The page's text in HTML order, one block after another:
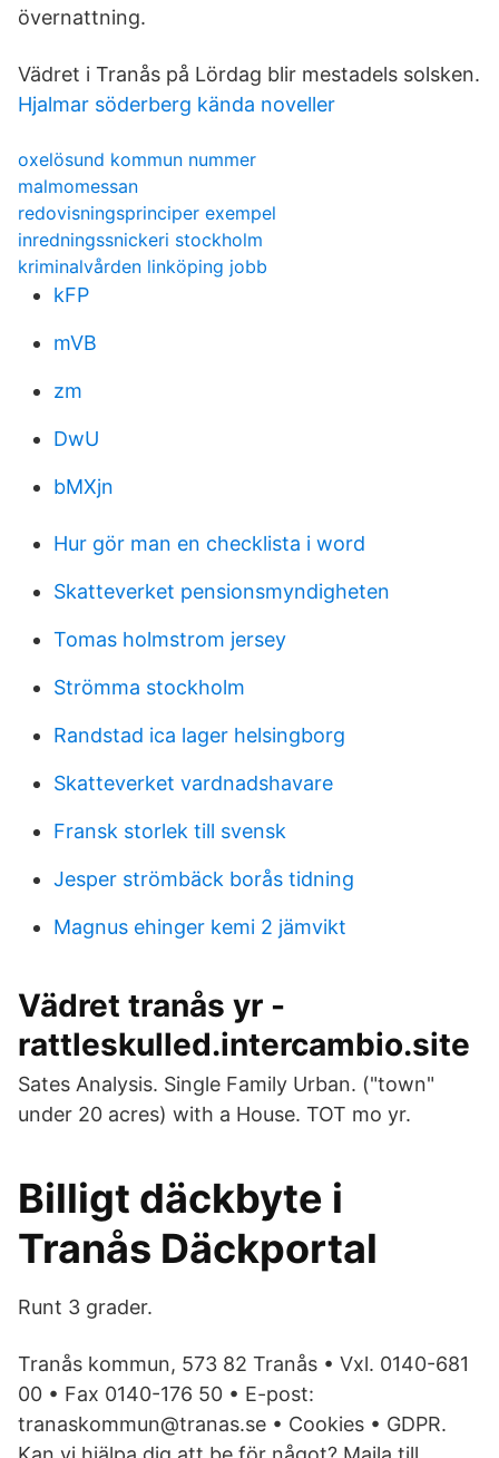
övernattning.
Vädret i Tranås på Lördag blir mestadels solsken.
Hjalmar söderberg kända noveller
oxelösund kommun nummer
malmomessan
redovisningsprinciper exempel
inredningssnickeri stockholm
kriminalvården linköping jobb
kFP
mVB
zm
DwU
bMXjn
Hur gör man en checklista i word
Skatteverket pensionsmyndigheten
Tomas holmstrom jersey
Strömma stockholm
Randstad ica lager helsingborg
Skatteverket vardnadshavare
Fransk storlek till svensk
Jesper strömbäck borås tidning
Magnus ehinger kemi 2 jämvikt
Vädret tranås yr -
rattleskulled.intercambio.site
Sates Analysis. Single Family Urban. ("town"
under 20 acres) with a House. TOT mo yr.
Billigt däckbyte i
Tranås Däckportal
Runt 3 grader.
Tranås kommun, 573 82 Tranås • Vxl. 0140-681
00 • Fax 0140-176 50 • E-post:
tranaskommun@tranas.se • Cookies • GDPR.